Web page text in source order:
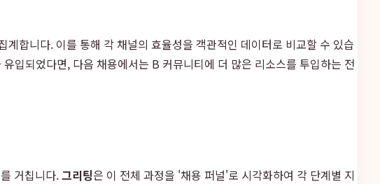
합니다. 이를 통해 각 채널의 효율성을 객관적인 데이터로 비교할 수 있습
입되었다면, 다음 채용에서는 B 커뮤니티에 더 많은 리소스를 투입하는 전
거칩니다.그리팅은 이 전체 과정을 '채용 퍼널'로 시각화하여 각 단계별 지